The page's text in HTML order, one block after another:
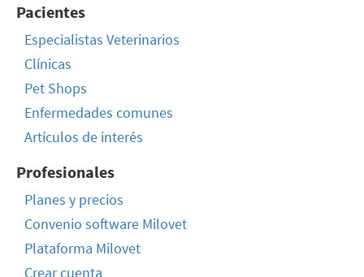
Pacientes
Especialistas Veterinarios
Clínicas
Pet Shops
Enfermedades comunes
Artículos de interés
Profesionales
Planes y precios
Convenio software Milovet
Plataforma Milovet
Crear cuenta